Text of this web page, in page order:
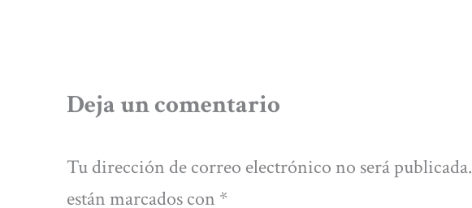
Deja un comentario
Tu dirección de correo electrónico no será publicada.
están marcados con *